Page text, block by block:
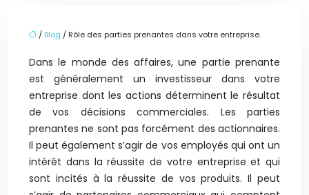
/ Blog / Rôle des parties prenantes dans votre entreprise.
Dans le monde des affaires, une partie prenante
est généralement un investisseur dans votre
entreprise dont les actions déterminent le résultat
de vos décisions commerciales. Les parties
prenantes ne sont pas forcément des actionnaires.
Il peut également s’agir de vos employés qui ont un
intérêt dans la réussite de votre entreprise et qui
sont incités à la réussite de vos produits. Il peut